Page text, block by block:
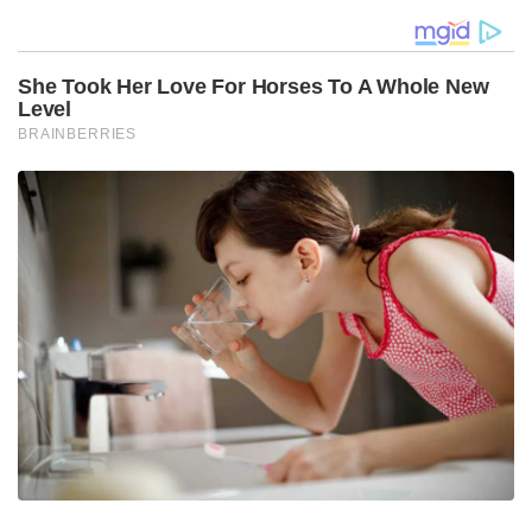
തുടർന്നുണ്ടായ കല്ലേറിൽ തലയ്ക്ക് മുറിവേറ്റ
അദ്ദേഹത്തെ ഉടൻ തന്നെ സുരക്ഷാ ഉദ്യോഗസ്ഥരും
അടുത്തുള്ള ആശുപത്രിയിലേക്ക് മാറ്റി.
ആക്രമണത്തിന് പിന്നിൽ കൃത്യമായ രാഷ്ട്രീയ
ഗൂഢാലോചനയുണ്ടെന്ന് പരിക്കേറ്റ കല്യാൺ ബാനർജി
ആരോപിച്ചു. ജനാധിപത്യപരമായ പ്രതിഷേധങ്ങൾക്ക്
നേരെ നടക്കുന്ന ആസൂത്രിത ആക്രമണമാണിതെന്നും
അദ്ദേഹം കുറ്റപ്പെടുത്തി.
Tags: west bengal trinamool congress
kalyan bannerjee
kalyan bannerjee attacked